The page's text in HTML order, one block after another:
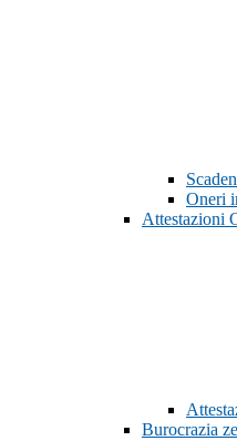
Oneri
Attestazioni
Burocrazia